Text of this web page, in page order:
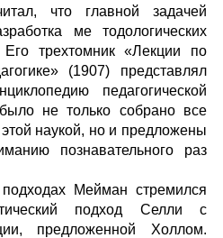
что главной задачей
ме тодологических
трехтомник «Лекции по
(1907) представлял
педагогической
не только собрано все
наукой, но и предложены
познавательного раз
Мейман стремился
подход Селли с
предложенной Холлом.